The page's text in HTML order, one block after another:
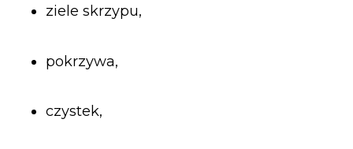
ziele skrzypu,
pokrzywa,
czystek,